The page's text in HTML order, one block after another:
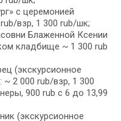
с церемонией
взр, 1 300 rub/шк;
Блаженной Ксении
кладбище ~ 1 300 rub
(экскурсионное
2 000 rub/взр, 1 300
900 rub c 6 до 13,99
(экскурсионное